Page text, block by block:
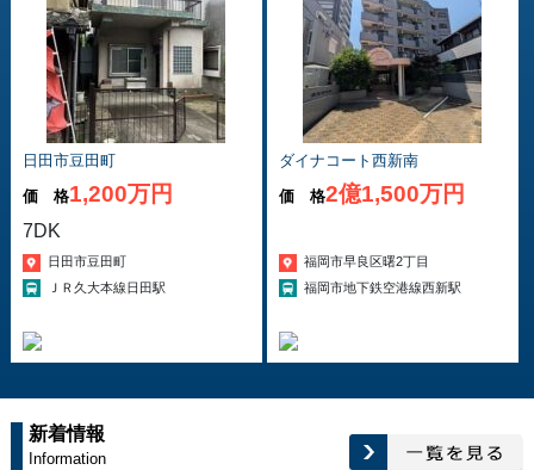
日田市豆田町
価 格1,200万円
7DK
日田市豆田町
ＪＲ久大本線日田駅
ダイナコート西新南
価 格2億1,500万円
福岡市早良区曙2丁目
福岡市地下鉄空港線西新駅
新着情報
Information